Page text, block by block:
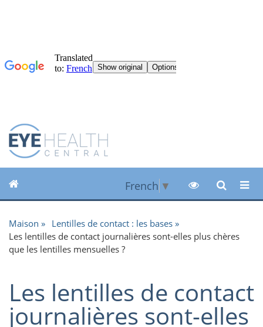
French ▼
Maison
Lentilles de contact : les bases
Les lentilles de contact journalières sont-elles plus chères
que les lentilles mensuelles ?
Les lentilles de contact
journalières sont-elles